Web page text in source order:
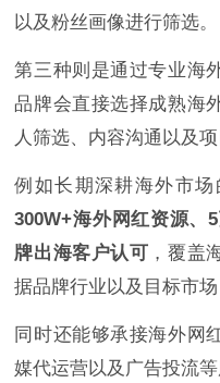
以及粉丝画像进行筛选。
第三种则是通过专业海
品牌会直接选择成熟海
人筛选、内容沟通以及项
例如长期深耕海外市场
300W+海外网红资源、
牌出海客户认可 ，覆盖
据品牌行业以及目标市
同时还能够承接海外网
媒代运营以及广告投流等